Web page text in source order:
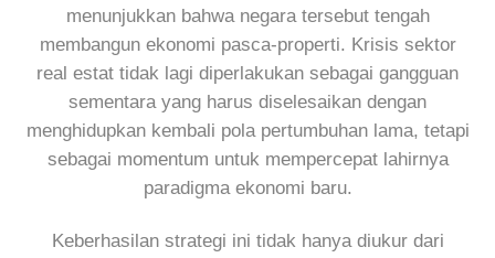
menunjukkan bahwa negara tersebut tengah
membangun ekonomi pasca-properti. Krisis sektor
real estat tidak lagi diperlakukan sebagai gangguan
sementara yang harus diselesaikan dengan
menghidupkan kembali pola pertumbuhan lama, tetapi
sebagai momentum untuk mempercepat lahirnya
paradigma ekonomi baru.
Keberhasilan strategi ini tidak hanya diukur dari